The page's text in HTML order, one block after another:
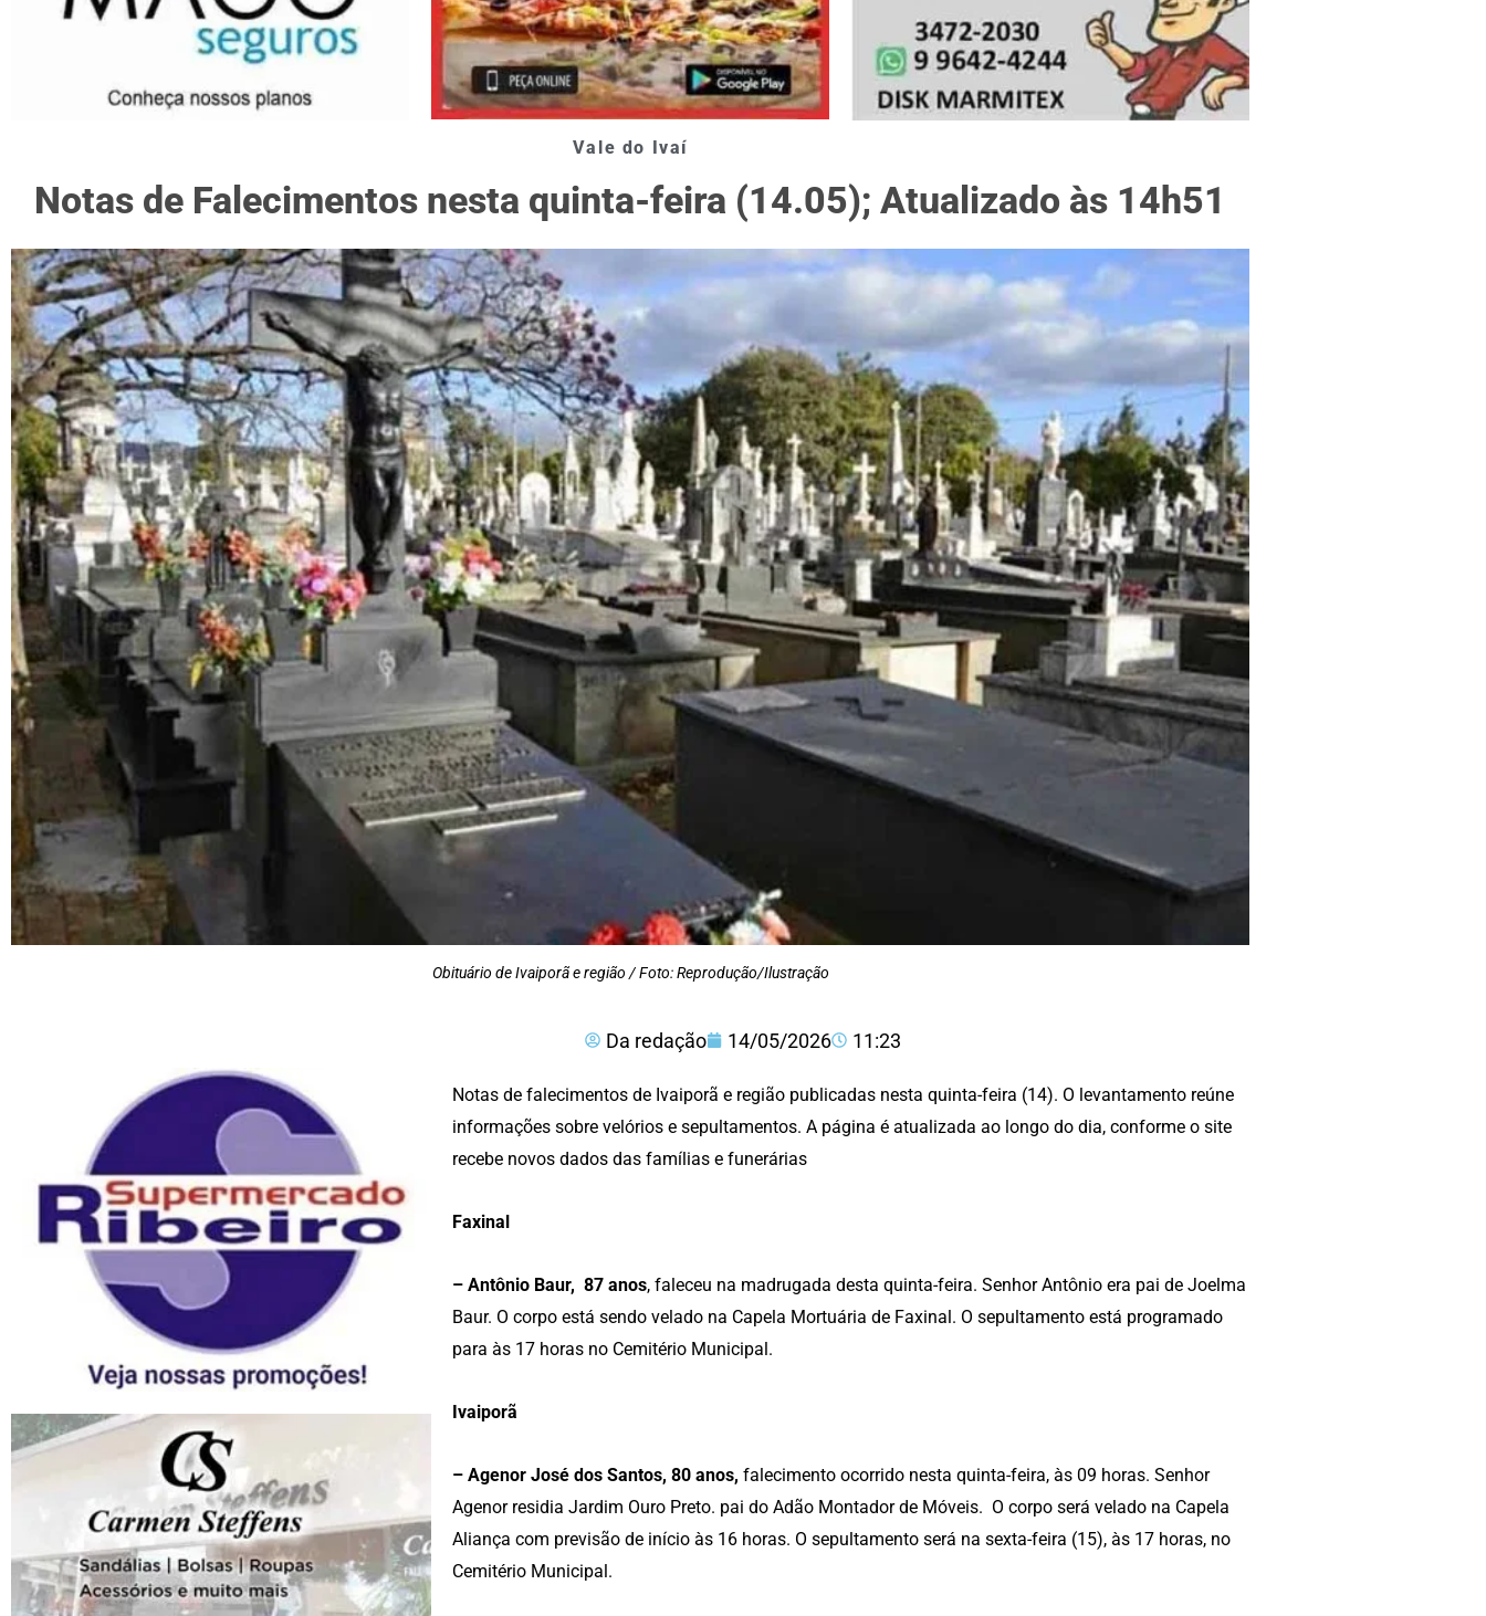
Vale do Ivaí
Notas de Falecimentos nesta quinta-feira (14.05); Atualizado às 14h51
Obituário de Ivaiporã e região / Foto: Reprodução/Ilustração
Da redação 14/05/2026 11:23
Notas de falecimentos de Ivaiporã e região publicadas nesta quinta-feira (14). O levantamento reúne
informações sobre velórios e sepultamentos. A página é atualizada ao longo do dia, conforme o site
recebe novos dados das famílias e funerárias
Faxinal
– Antônio Baur, 87 anos, faleceu na madrugada desta quinta-feira. Senhor Antônio era pai de Joelma
Baur. O corpo está sendo velado na Capela Mortuária de Faxinal. O sepultamento está programado
para às 17 horas no Cemitério Municipal.
Ivaiporã
– Agenor José dos Santos, 80 anos, falecimento ocorrido nesta quinta-feira, às 09 horas. Senhor
Agenor residia Jardim Ouro Preto. pai do Adão Montador de Móveis. O corpo será velado na Capela
Aliança com previsão de início às 16 horas. O sepultamento será na sexta-feira (15), às 17 horas, no
Cemitério Municipal.